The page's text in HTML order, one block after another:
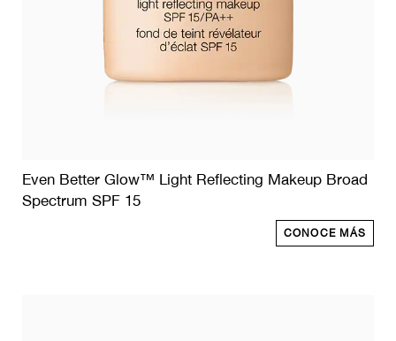
Even Better Glow™ Light Reflecting Makeup Broad
Spectrum SPF 15
CONOCE MÁS